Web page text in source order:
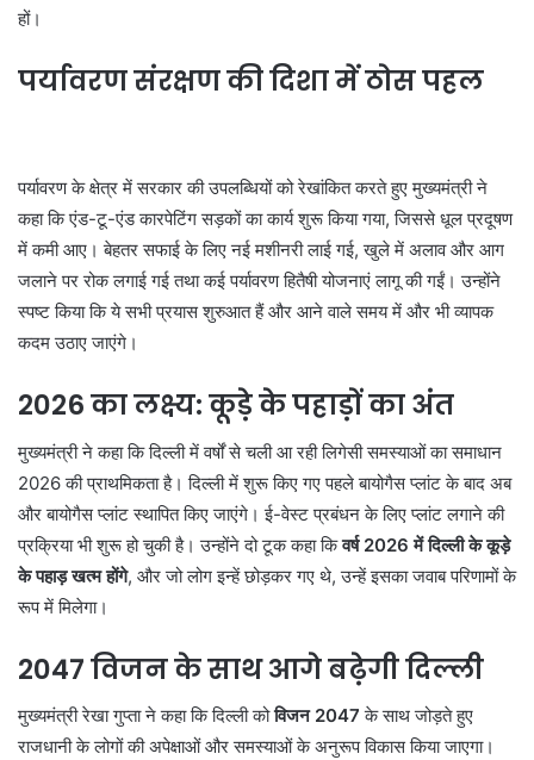
हों।
पर्यावरण संरक्षण की दिशा में ठोस पहल
पर्यावरण के क्षेत्र में सरकार की उपलब्धियों को रेखांकित करते हुए मुख्यमंत्री ने
कहा कि एंड-टू-एंड कारपेटिंग सड़कों का कार्य शुरू किया गया, जिससे धूल प्रदूषण
में कमी आए। बेहतर सफाई के लिए नई मशीनरी लाई गई, खुले में अलाव और आग
जलाने पर रोक लगाई गई तथा कई पर्यावरण हितैषी योजनाएं लागू की गईं। उन्होंने
स्पष्ट किया कि ये सभी प्रयास शुरुआत हैं और आने वाले समय में और भी व्यापक
कदम उठाए जाएंगे।
2026 का लक्ष्य: कूड़े के पहाड़ों का अंत
मुख्यमंत्री ने कहा कि दिल्ली में वर्षों से चली आ रही लिगेसी समस्याओं का समाधान
2026 की प्राथमिकता है। दिल्ली में शुरू किए गए पहले बायोगैस प्लांट के बाद अब
और बायोगैस प्लांट स्थापित किए जाएंगे। ई-वेस्ट प्रबंधन के लिए प्लांट लगाने की
प्रक्रिया भी शुरू हो चुकी है। उन्होंने दो टूक कहा किवर्ष 2026 में दिल्ली के कूड़े
के पहाड़ खत्म होंगे, और जो लोग इन्हें छोड़कर गए थे, उन्हें इसका जवाब परिणामों के
रूप में मिलेगा।
2047 विजन के साथ आगे बढ़ेगी दिल्ली
मुख्यमंत्री रेखा गुप्ता ने कहा कि दिल्ली कोविजन 2047 के साथ जोड़ते हुए
राजधानी के लोगों की अपेक्षाओं और समस्याओं के अनुरूप विकास किया जाएगा।